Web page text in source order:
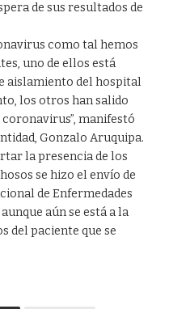
de sus resultados de
como tal hemos
uno de ellos está
aislamiento del hospital
los otros han salido
manifestó
Gonzalo Aruquipa.
la presencia de los
se hizo el envío de
de Enfermedades
aún se está a la
del paciente que se